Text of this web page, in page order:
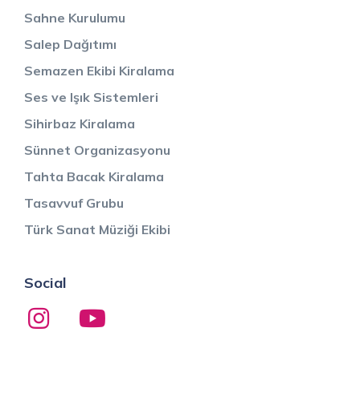
Sahne Kurulumu
Salep Dağıtımı
Semazen Ekibi Kiralama
Ses ve Işık Sistemleri
Sihirbaz Kiralama
Sünnet Organizasyonu
Tahta Bacak Kiralama
Tasavvuf Grubu
Türk Sanat Müziği Ekibi
Social